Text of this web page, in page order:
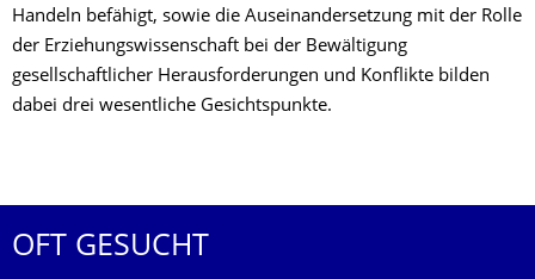
Handeln befähigt, sowie die Auseinandersetzung mit der Rolle
der Erziehungswissenschaft bei der Bewältigung
gesellschaftlicher Herausforderungen und Konflikte bilden
dabei drei wesentliche Gesichtspunkte.
OFT GESUCHT